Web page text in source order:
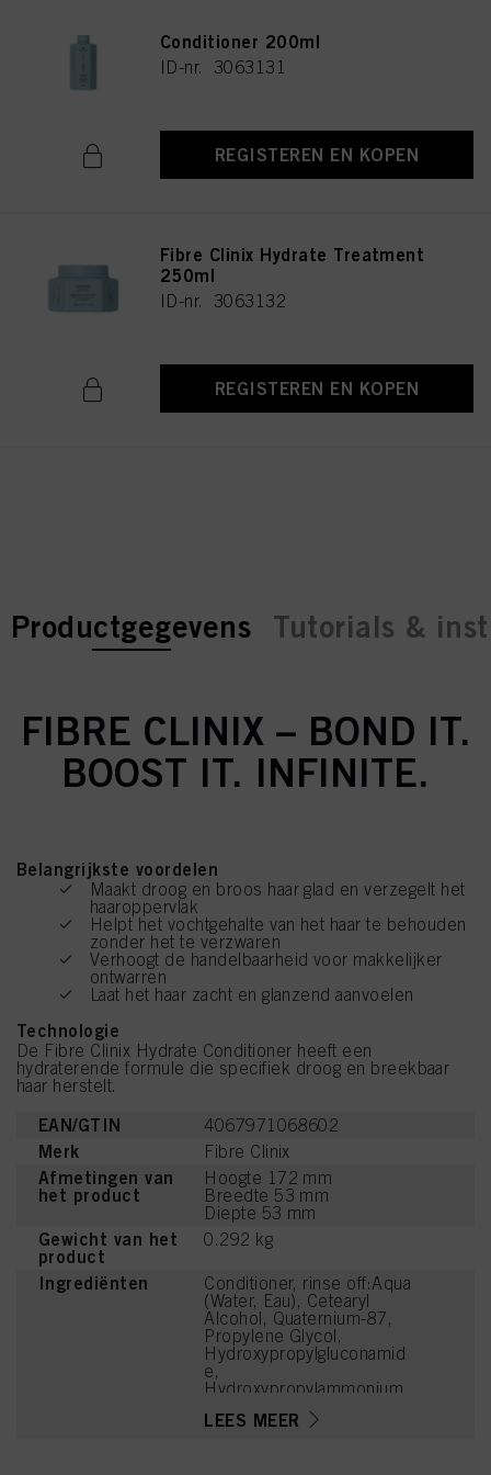
Conditioner 200ml
ID-nr. 3063131
REGISTEREN EN KOPEN
Fibre Clinix Hydrate Treatment
250ml
ID-nr. 3063132
REGISTEREN EN KOPEN
current tab:
current tab:
Productgegevens Tutorials &
FIBRE CLINIX – BOND IT.
BOOST IT. INFINITE.
Belangrijkste voordelen
Maakt droog en broos haar glad en verzegelt het
haaroppervlak
Helpt het vochtgehalte van het haar te behouden
zonder het te verzwaren
Verhoogt de handelbaarheid voor makkelijker
ontwarren
Laat het haar zacht en glanzend aanvoelen
Technologie
De Fibre Clinix Hydrate Conditioner heeft een
hydraterende formule die specifiek droog en breekbaar
haar herstelt.
EAN/GTIN 4067971068602
Merk Fibre Clinix
Afmetingen van
het product
Hoogte 172 mm
Breedte 53 mm
Diepte 53 mm
Gewicht van het
product
0.292 kg
Ingrediënten
Conditioner, rinse off:Aqua
(Water, Eau), Cetearyl
Alcohol, Quaternium-87,
Propylene Glycol,
Hydroxypropylgluconamid
e,
Hydroxypropylammonium
Hydroxypropyltrimonium
LEES MEER